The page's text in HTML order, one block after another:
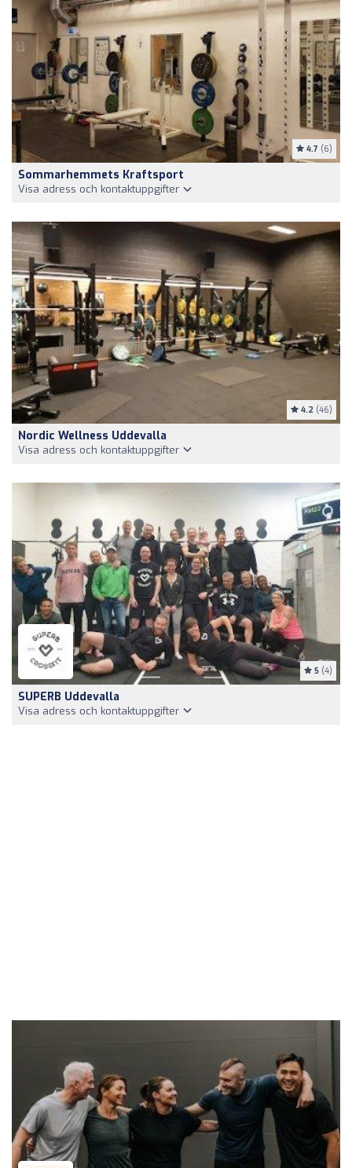
4.7 (6)
Sommarhemmets Kraftsport
Visa adress och kontaktuppgifter
4.2 (46)
Nordic Wellness Uddevalla
Visa adress och kontaktuppgifter
5 (4)
SUPERB Uddevalla
Visa adress och kontaktuppgifter